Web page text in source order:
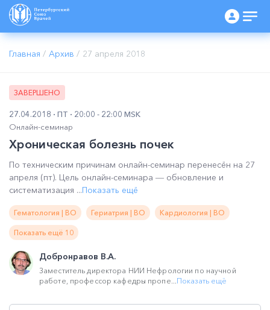
Главная / Архив / 27 апреля 2018
ЗАВЕРШЕНО
27.04.2018 ПТ
20:00 - 22:00 MSK
Онлайн-семинар
Хроническая болезнь почек
По техническим причинам онлайн-семинар перенесён на 27
апреля (пт). Цель онлайн-семинара ― обновление и
систематизация ...Показать ещё
Гематология | ВО Гериатрия | ВО Кардиология | ВО
Показать ещё 10
Добронравов В.А.
Заместитель директора НИИ Нефрологии по научной
работе, профессор кафедры пропе...Показать ещё